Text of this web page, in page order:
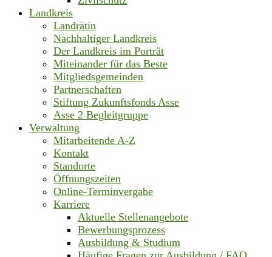
Landkreis
Landrätin
Nachhaltiger Landkreis
Der Landkreis im Porträt
Miteinander für das Beste
Mitgliedsgemeinden
Partnerschaften
Stiftung Zukunftsfonds Asse
Asse 2 Begleitgruppe
Verwaltung
Mitarbeitende A-Z
Kontakt
Standorte
Öffnungszeiten
Online-Terminvergabe
Karriere
Aktuelle Stellenangebote
Bewerbungsprozess
Ausbildung & Studium